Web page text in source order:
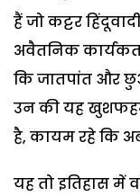
हैं जो कट्टर
अवैतनिक
कि जातपांत और
उन की यह
है, कायम रहे कि
यह तो इतिहास में